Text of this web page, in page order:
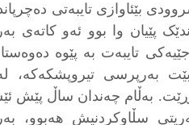
بێئاوازی تایبەتی
پێیان وا بوو ئەو كاتەی
تایبەت بە پێوە
بەرپرسی تیروپشکەکە،
بەڵام چەندان ساڵ پێش
سڵاوکردنیش هەبوو،